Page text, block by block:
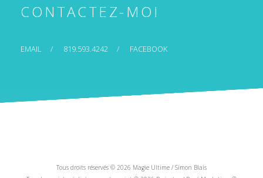
CONTACTEZ-MOI
EMAIL 819.593.4242 FACEBOOK
Tous droits réservés © 2026 Magie Ultime / Simon Blais